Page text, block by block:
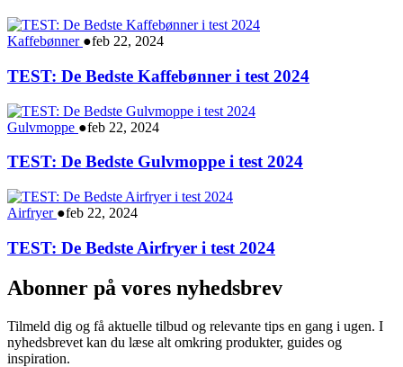
Kaffebønner ●feb 22, 2024
TEST: De Bedste Kaffebønner i test 2024
Gulvmoppe ●feb 22, 2024
TEST: De Bedste Gulvmoppe i test 2024
Airfryer ●feb 22, 2024
TEST: De Bedste Airfryer i test 2024
Abonner på vores nyhedsbrev
Tilmeld dig og få aktuelle tilbud og relevante tips en gang i ugen. I
nyhedsbrevet kan du læse alt omkring produkter, guides og
inspiration.